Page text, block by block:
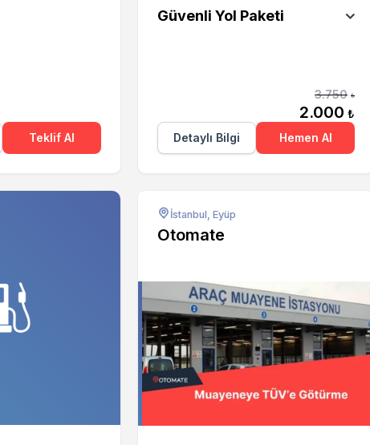
Teklif Al
Güvenli Yol Paketi
3.750 ₺
2.000 ₺
Detaylı Bilgi
Hemen Al
İstanbul, Eyüp
Otomate